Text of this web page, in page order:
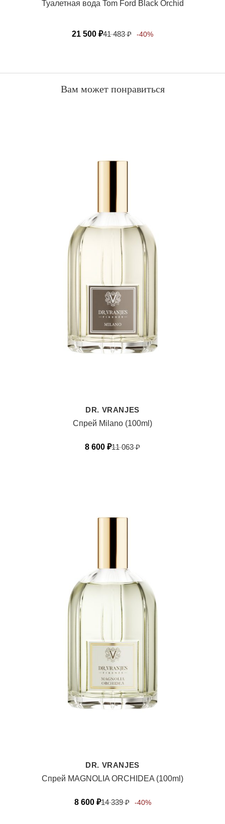
Туалетная вода Tom Ford Black Orchid
21 500 ₽41 483₽ -40%
Вам может понравиться
DR. VRANJES
Спрей Milano (100ml)
8 600 ₽11 063₽
DR. VRANJES
Спрей MAGNOLIA ORCHIDEA (100ml)
8 600 ₽14 339₽ -40%